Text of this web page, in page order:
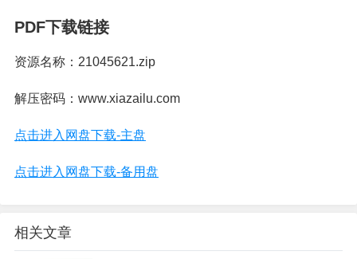
PDF下载链接
资源名称：21045621.zip
解压密码：www.xiazailu.com
点击进入网盘下载-主盘
点击进入网盘下载-备用盘
相关文章